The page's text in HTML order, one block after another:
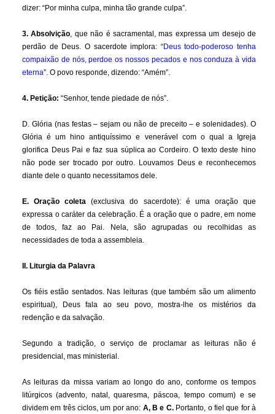
dizer: “Por minha culpa, minha tão grande culpa”.
3. Absolvição, que não é sacramental, mas expressa um desejo de
perdão de Deus. O sacerdote implora: “Deus todo-poderoso tenha
compaixão de nós, perdoe os nossos pecados e nos conduza à vida
eterna”. O povo responde, dizendo: “Amém”.
4. Petição: “Senhor, tende piedade de nós”.
D. Glória (nas festas – sejam ou não de preceito – e solenidades). O
Glória é um hino antiquíssimo e venerável com o qual a Igreja
glorifica Deus Pai e faz sua súplica ao Cordeiro. O texto deste hino
não pode ser trocado por outro. Louvamos Deus e reconhecemos
diante dele o quanto necessitamos dele.
E. Oração coleta(exclusiva do sacerdote): é uma oração que
expressa o caráter da celebração. É a oração que o padre, em nome
de todos, faz ao Pai. Nela, são agrupadas ou recolhidas as
necessidades de toda a assembleia.
II. Liturgia da Palavra
Os fiéis estão sentados. Nas leituras (que também são um alimento
espiritual), Deus fala ao seu povo, mostra-lhe os mistérios da
redenção e da salvação.
Segundo a tradição, o serviço de proclamar as leituras não é
presidencial, mas ministerial.
As leituras da missa variam ao longo do ano, conforme os tempos
litúrgicos (advento, natal, quaresma, páscoa, tempo comum) e se
dividem em três ciclos, um por ano: A, B e C. Portanto, o fiel que for à